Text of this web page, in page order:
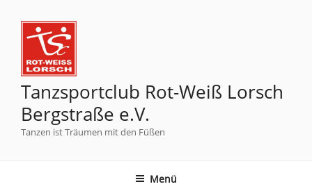
Tanzsportclub Rot-Weiß Lorsch
Bergstraße e.V.
Tanzen ist Träumen mit den Füßen
Menü